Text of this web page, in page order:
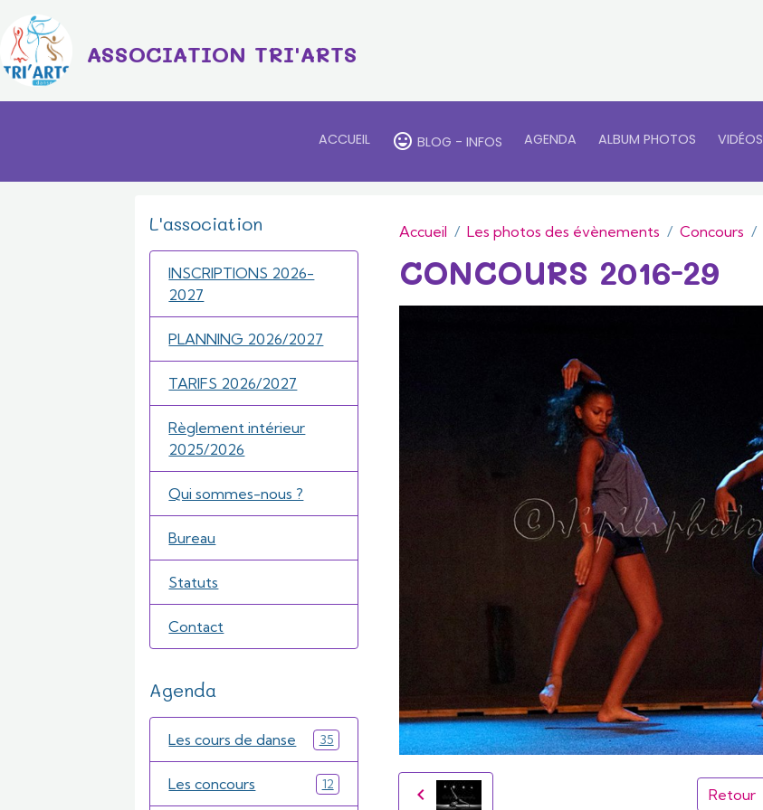
ASSOCIATION TRI'ARTS
ACCUEIL BLOG - INFOS AGENDA ALBUM PHOTOS VIDÉOS
Accueil Les photos des évènements Concours
CONCOURS 2016-29
Retour
L'association
INSCRIPTIONS 2026-
2027
PLANNING 2026/2027
TARIFS 2026/2027
Règlement intérieur
2025/2026
Qui sommes-nous ?
Bureau
Statuts
Contact
Agenda
Les cours de danse 35
Les concours 12